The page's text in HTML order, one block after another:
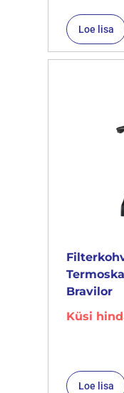
Loe lisa
Bravilor
Küsi
Loe lisa